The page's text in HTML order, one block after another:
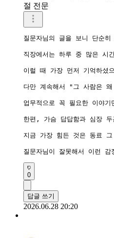
절 전문
질문자님의 글을 보니 단순
직장에서는 하루 중 많은 시
이럴 때 가장 먼저 기억하셨
다만 계속해서 "그 사람은
업무적으로 꼭 필요한 이야
한편, 가슴 답답함과 심장 두
지금 가장 힘든 것은 동료
0
답글 쓰기
2026.06.28 20:20